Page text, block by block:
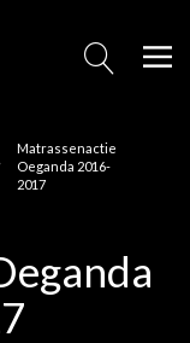
Matrassenactie
Oeganda 2016-
2017